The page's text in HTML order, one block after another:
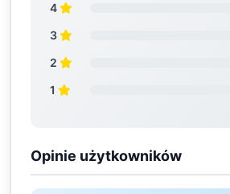
4
3
2
1
Opinie użytkowników